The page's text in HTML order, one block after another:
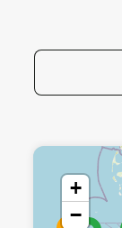
+
−